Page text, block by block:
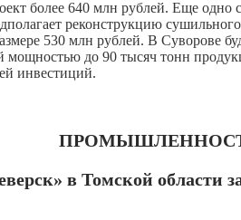
более 640 млн рублей. Еще
реконструкцию
530 млн рублей. В Суворове
мощностью до 90 тысяч тонн
инвестиций.
в Томской области